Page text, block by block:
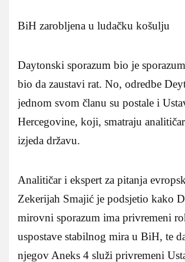
BiH zarobljena u ludačku košulju
Daytonski sporazum bio je
bio da zaustavi rat. No, odredbe
jednom svom članu su postale i
Hercegovine, koji, smatraju
izjeda državu.
Analitičar i ekspert za pitanja
Zekerijah Smajić je podsjetio kako
mirovni sporazum ima privremeni
uspostave stabilnog mira u BiH, te
njegov Aneks 4 služi privremeni